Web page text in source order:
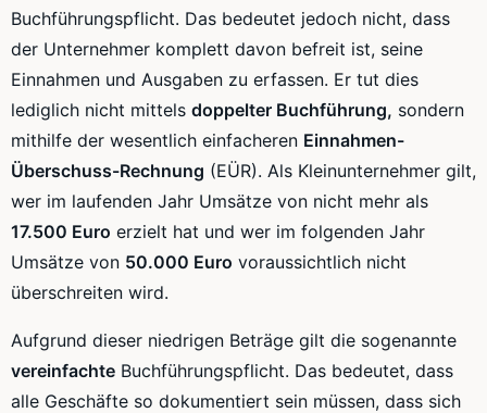
Buchführungspflicht. Das bedeutet jedoch nicht, dass
der Unternehmer komplett davon befreit ist, seine
Einnahmen und Ausgaben zu erfassen. Er tut dies
lediglich nicht mittels doppelter Buchführung, sondern
mithilfe der wesentlich einfacheren Einnahmen-
Überschuss-Rechnung (EÜR). Als Kleinunternehmer gilt,
wer im laufenden Jahr Umsätze von nicht mehr als
17.500 Euro erzielt hat und wer im folgenden Jahr
Umsätze von 50.000 Euro voraussichtlich nicht
überschreiten wird.
Aufgrund dieser niedrigen Beträge gilt die sogenannte
vereinfachte Buchführungspflicht. Das bedeutet, dass
alle Geschäfte so dokumentiert sein müssen, dass sich